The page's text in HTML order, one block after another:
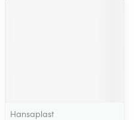
Hansaplast